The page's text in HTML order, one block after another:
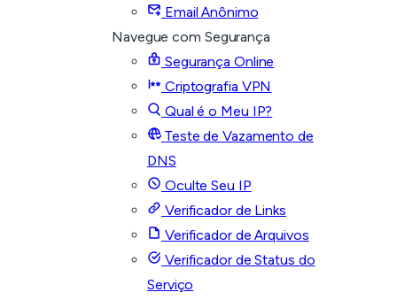
Email Anônimo
Navegue com Segurança
Segurança Online
Criptografia VPN
Qual é o Meu IP?
Teste de Vazamento de
DNS
Oculte Seu IP
Verificador de Links
Verificador de Arquivos
Verificador de Status do
Serviço